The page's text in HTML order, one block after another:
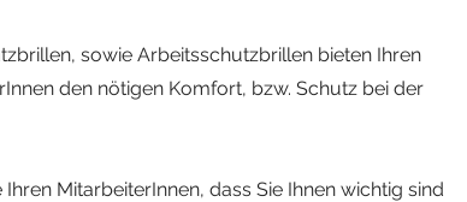
sowie Arbeitsschutzbrillen bieten Ihren
den nötigen Komfort, bzw. Schutz bei der
Ihren MitarbeiterInnen, dass Sie Ihnen wichtig sind